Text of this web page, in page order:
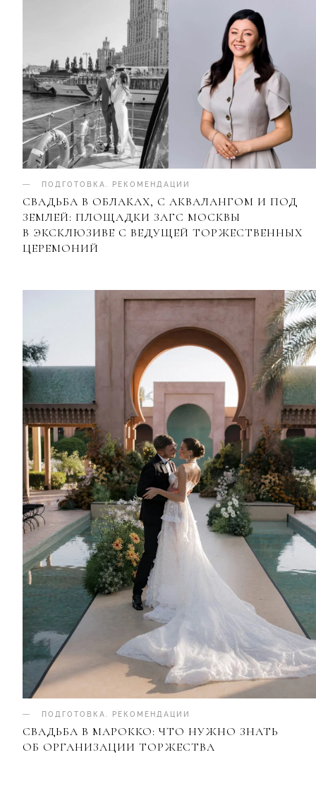
ПОДГОТОВКА РЕКОМЕНДАЦИИ
СВАДЬБА В ОБЛАКАХ, С АКВАЛАНГОМ И ПОД
ЗЕМЛЕЙ: ПЛОЩАДКИ ЗАГС МОСКВЫ
В ЭКСКЛЮЗИВЕ С ВЕДУЩЕЙ ТОРЖЕСТВЕННЫХ
ЦЕРЕМОНИЙ
ПОДГОТОВКА РЕКОМЕНДАЦИИ
СВАДЬБА В МАРОККО: ЧТО НУЖНО ЗНАТЬ
ОБ ОРГАНИЗАЦИИ ТОРЖЕСТВА